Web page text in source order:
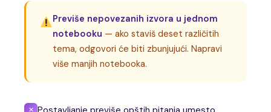
Previše nepovezanih izvora u jednom
notebooku — ako staviš deset različitih
tema, odgovori će biti zbunjujući. Napravi
više manjih notebooka.
✕